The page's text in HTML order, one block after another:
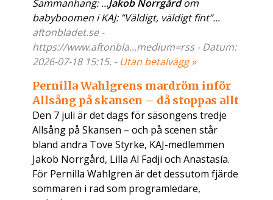
Sammanhang: ...Jakob Norrgårdom
babyboomen i KAJ: ”Väldigt, väldigt fint”...
aftonbladet.se -
https://www.aftonbla...medium=rss - Datum:
2026-07-18 15:15. - Utan betalvägg »
Pernilla Wahlgrens mardröm inför
Allsång på skansen – då stoppas allt
Den 7 juli är det dags för säsongens tredje
Allsång på Skansen – och på scenen står
bland andra Tove Styrke, KAJ-medlemmen
Jakob Norrgård, Lilla Al Fadji och Anastasía.
För Pernilla Wahlgren är det dessutom fjärde
sommaren i rad som programledare,